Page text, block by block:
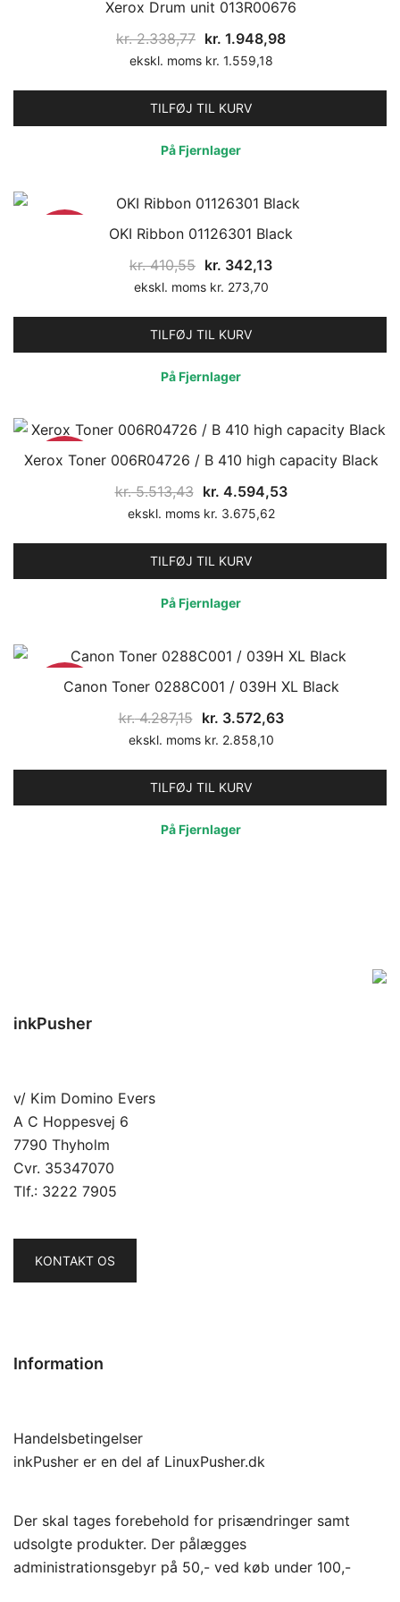
Xerox Drum unit 013R00676
kr.2.338,77 Den
oprindelige
var:
kr. 2.338,77.
kr. 1.948,98Den
kr. 1.948,98.
ekskl. moms kr. 1.559,18
TILFØJ TIL KURV
På Fjernlager
OKI Ribbon 01126301 Black
kr.410,55 Den
oprindelige
var:
kr. 410,55.
kr. 342,13Den
kr. 342,13.
ekskl. moms kr. 273,70
TILFØJ TIL KURV
På Fjernlager
17%
Xerox Toner 006R04726 / B 410 high capacity Black
kr.5.513,43 Den
oprindelige
var:
kr. 5.513,43.
kr. 4.594,53Den
kr. 4.594,53.
ekskl. moms kr. 3.675,62
TILFØJ TIL KURV
På Fjernlager
17%
Canon Toner 0288C001 / 039H XL Black
kr.4.287,15 Den
oprindelige
var:
kr. 4.287,15.
kr. 3.572,63Den
kr. 3.572,63.
ekskl. moms kr. 2.858,10
TILFØJ TIL KURV
På Fjernlager
inkPusher
v/ Kim Domino Evers
A C Hoppesvej 6
7790 Thyholm
Cvr. 35347070
Tlf.: 3222 7905
KONTAKT OS
Information
Handelsbetingelser
inkPusher er en del af LinuxPusher.dk
Der skal tages forebehold for prisændringer samt
udsolgte produkter. Der pålægges
administrationsgebyr på 50,- ved køb under 100,-